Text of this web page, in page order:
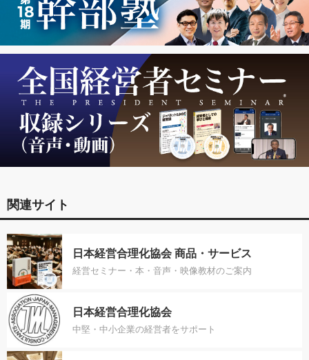
関連サイト
日本経営合理化協会 商品・サービス
経営セミナー・本・音声・映像教材のご案内
日本経営合理化協会
中堅・中小企業の経営者をサポート